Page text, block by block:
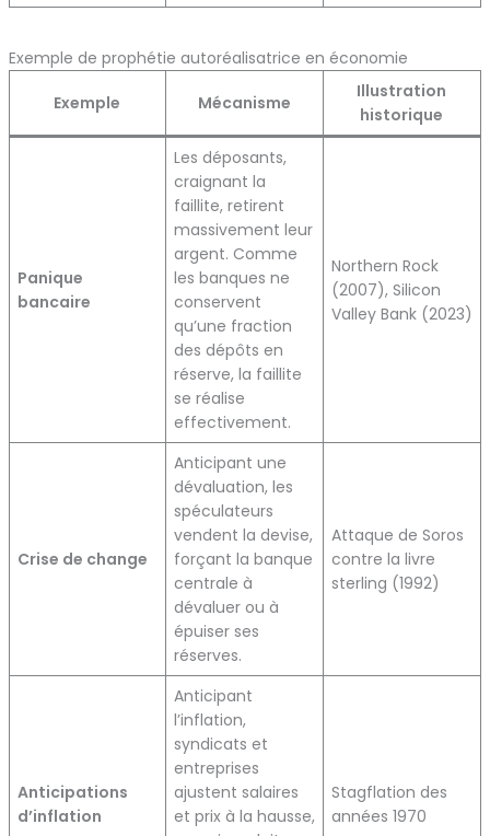
Exemple de prophétie autoréalisatrice en économie
Exemple Mécanisme
Illustration
historique
Panique
bancaire
Les déposants,
craignant la
faillite, retirent
massivement leur
argent. Comme
les banques ne
conservent
qu’une fraction
des dépôts en
réserve, la faillite
se réalise
effectivement.
Northern Rock
(2007), Silicon
Valley Bank (2023)
Crise de change
Anticipant une
dévaluation, les
spéculateurs
vendent la devise,
forçant la banque
centrale à
dévaluer ou à
épuiser ses
réserves.
Attaque de Soros
contre la livre
sterling (1992)
Anticipations
d’inflation
Anticipant
l’inflation,
syndicats et
entreprises
ajustent salaires
et prix à la hausse,
Stagflation des
années 1970